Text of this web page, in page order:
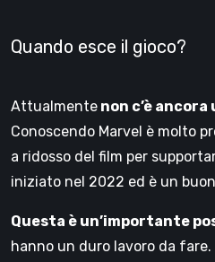
Quando esce il gioco?
Attualmente non c’è
Conoscendo Marvel è molto
a ridosso del film per
iniziato nel 2022 ed è un
Questa è un’importante
hanno un duro lavoro da fare.